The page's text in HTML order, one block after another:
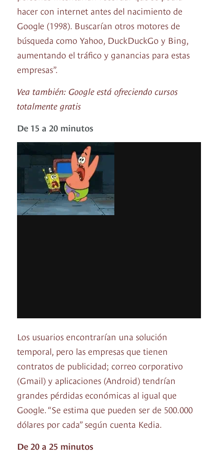
hacer con internet antes del nacimiento de
Google (1998). Buscarían otros motores de
búsqueda como Yahoo, DuckDuckGo y Bing,
aumentando el tráfico y ganancias para estas
empresas”.
Vea también: Google está ofreciendo cursos
totalmente gratis
De 15 a 20 minutos
Los usuarios encontrarían una solución
temporal, pero las empresas que tienen
contratos de publicidad; correo corporativo
(Gmail) y aplicaciones (Android) tendrían
grandes pérdidas económicas al igual que
Google. “Se estima que pueden ser de 500.000
dólares por cada” según cuenta Kedia.
De 20 a 25 minutos